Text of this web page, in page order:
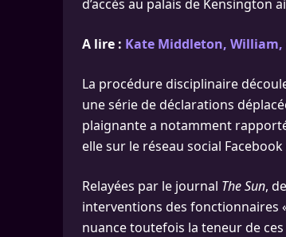
d’accès au palais de Kensington
A lire : Kate Middleton,
La procédure disciplinaire
une série de déclarations
plaignante a notamment
elle sur le réseau social
Relayées par le journal The Sun,
interventions des fonctionnaires
nuance toutefois la teneur de